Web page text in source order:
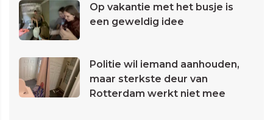
Op vakantie met het busje is
een geweldig idee
Politie wil iemand aanhouden,
maar sterkste deur van
Rotterdam werkt niet mee